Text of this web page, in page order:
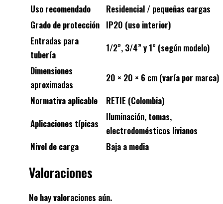
Uso recomendado
Residencial / pequeñas cargas
Grado de protección IP20 (uso interior)
Entradas para
tubería
1/2”, 3/4” y 1” (según modelo)
Dimensiones
aproximadas
20 × 20 × 6 cm (varía por marca)
Normativa aplicable
RETIE (Colombia)
Aplicaciones típicas
Iluminación, tomas,
electrodomésticos livianos
Nivel de carga
Baja a media
Valoraciones
No hay valoraciones aún.